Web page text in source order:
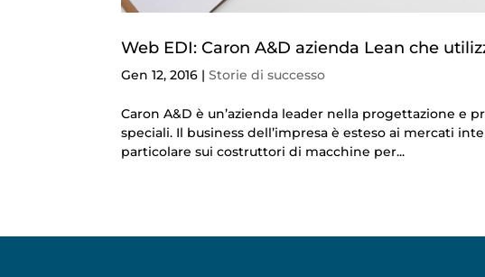
Web EDI: Caron A&D azienda Lean che
Gen 12, 2016 |Storie di successo
Caron A&D è un’azienda leader nella progettazione
speciali. Il business dell’impresa è esteso ai mercati
particolare sui costruttori di macchine per...